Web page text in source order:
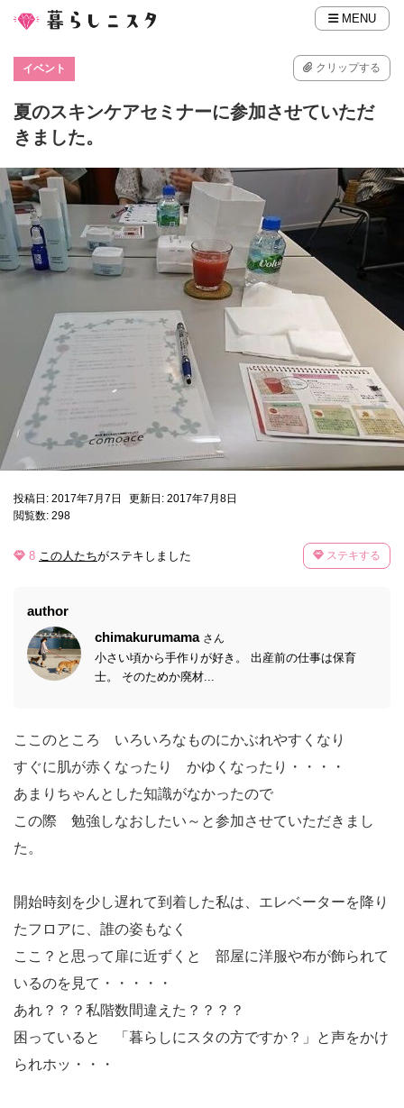
MENU
イベント クリップする
夏のスキンケアセミナーに参加させていただ
きました。
投稿日: 2017年7月7日
更新日: 2017年7月8日
閲覧数: 298
8 この人たちがステキしました ステキする
author
chimakurumama さん
小さい頃から手作りが好き。 出産前の仕事は保育
士。 そのためか廃材...
ここのところ いろいろなものにかぶれやすくなり
すぐに肌が赤くなったり かゆくなったり・・・・
あまりちゃんとした知識がなかったので
この際 勉強しなおしたい～と参加させていただきまし
た。
開始時刻を少し遅れて到着した私は、エレベーターを降り
たフロアに、誰の姿もなく
ここ？と思って扉に近ずくと 部屋に洋服や布が飾られて
いるのを見て・・・・・
あれ？？？私階数間違えた？？？？
困っていると 「暮らしにスタの方ですか？」と声をかけ
られホッ・・・